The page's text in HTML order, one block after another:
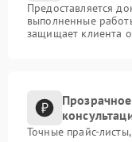
Предоставляется
выполненные
защищает клиента
Точные прайс-